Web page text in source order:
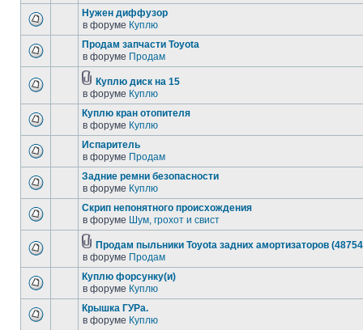
Нужен диффузор
в форуме Куплю
Продам запчасти Toyota
в форуме Продам
Куплю диск на 15
в форуме Куплю
Куплю кран отопителя
в форуме Куплю
Испаритель
в форуме Продам
Задние ремни безопасности
в форуме Куплю
Скрип непонятного происхождения
в форуме Шум, грохот и свист
Продам пыльники Toyota задних амортизаторов
в форуме Продам
Куплю форсунку(и)
в форуме Куплю
Крышка ГУРа.
в форуме Куплю